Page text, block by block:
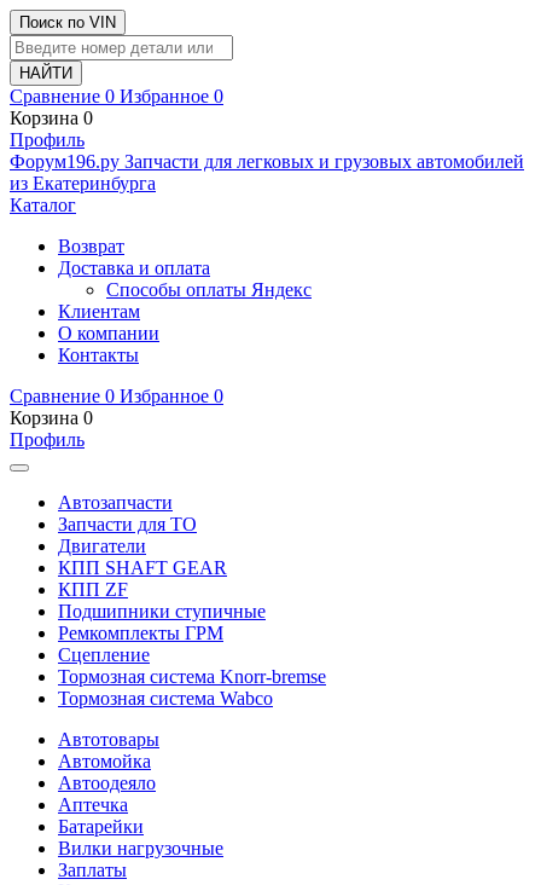
Поиск по VIN
Сравнение 0 Избранное 0
Корзина 0
Профиль
Фoрум196.ру Запчасти для легковых и грузовых автомобилей
из Екатеринбурга
Каталог
Возврат
Доставка и оплата
Способы оплаты Яндекс
Клиентам
О компании
Контакты
Сравнение 0 Избранное 0
Корзина 0
Профиль
Автозапчасти
Запчасти для ТО
Двигатели
КПП SHAFT GEAR
КПП ZF
Подшипники ступичные
Ремкомплекты ГРМ
Сцепление
Тормозная система Knorr-bremse
Тормозная система Wabco
Автотовары
Автомойка
Автоодеяло
Аптечка
Батарейки
Вилки нагрузочные
Заплаты